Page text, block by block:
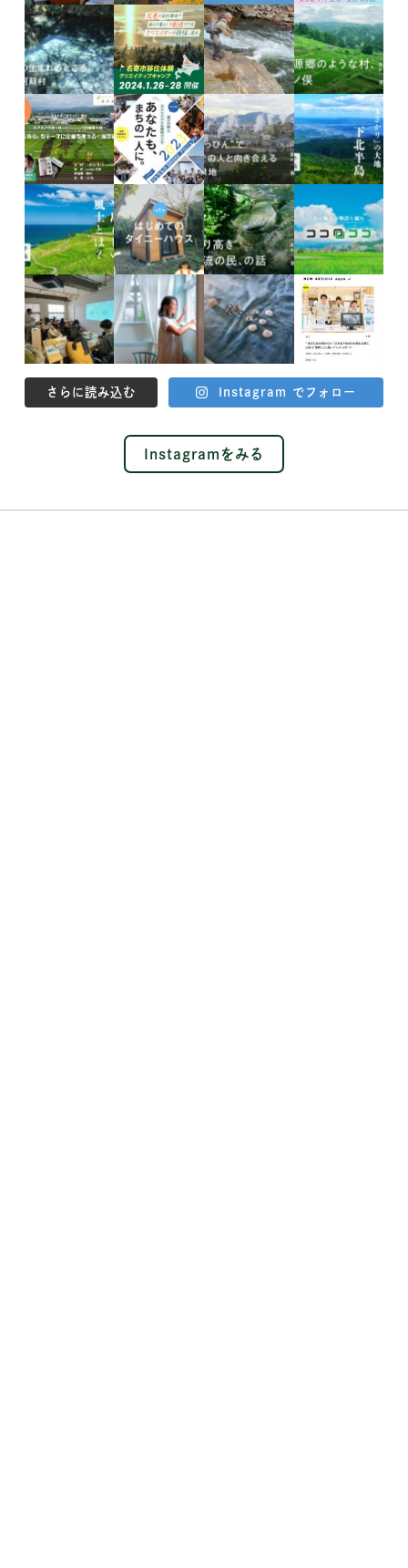
さらに読み込む Instagram でフォロー
Instagramをみる